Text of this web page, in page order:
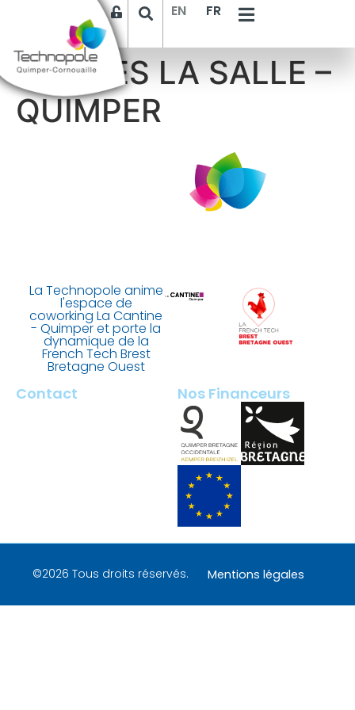
EN FR
LE LIKES LA SALLE –
QUIMPER
La Technopole anime
l'espace de
coworking La Cantine
- Quimper et porte la
dynamique de la
French Tech Brest
Bretagne Ouest
Contact Nos Financeurs
©2026 Tous droits réservés. Mentions légales